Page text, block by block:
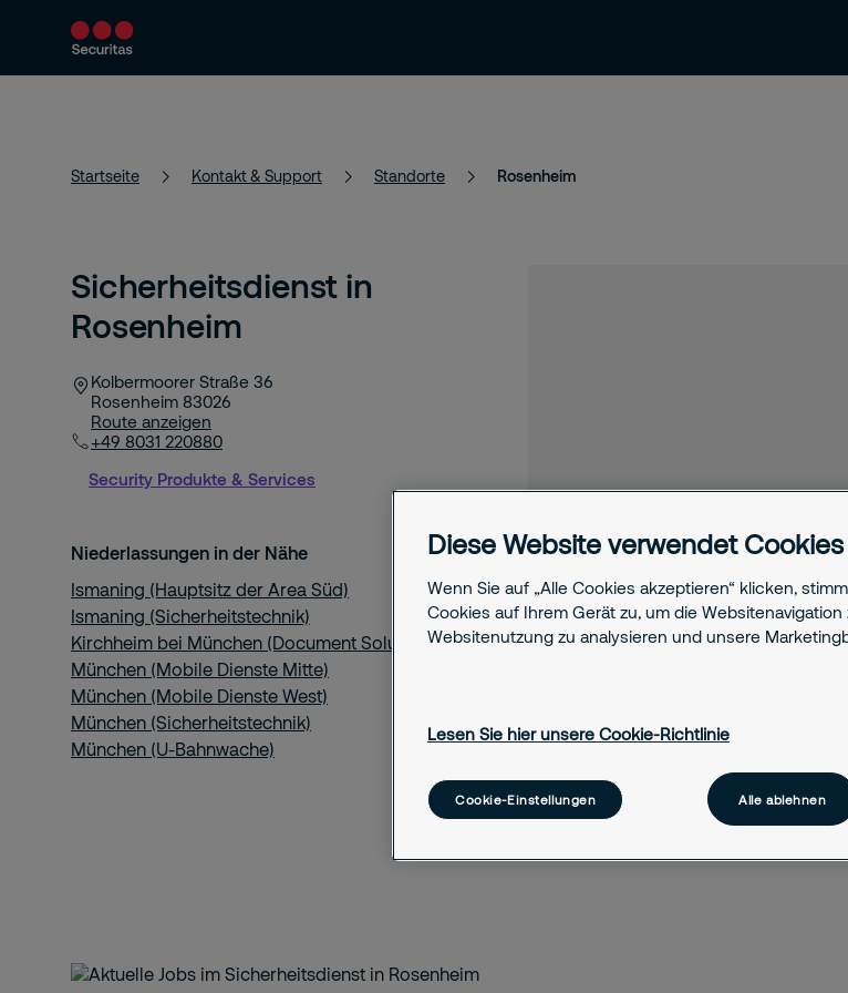
Produkte & Services Sicherheitslösungen News & Einblicke Kontakt
Startseite Kontakt & Support Standorte Rosenheim
Sicherheitsdienst in
Rosenheim
Kolbermoorer Straße 36
Rosenheim 83026
Route anzeigen
+49 8031 220880
Security Produkte & Services
Niederlassungen in der Nähe
Ismaning (Hauptsitz der Area Süd)
Ismaning (Sicherheitstechnik)
Kirchheim bei München (Document Solutions)
München (Mobile Dienste Mitte)
München (Mobile Dienste West)
München (Sicherheitstechnik)
München (U-Bahnwache)
Diese Website verwendet Cookies
Wenn Sie auf „Alle Cookies akzeptieren“ klicken,
Cookies auf Ihrem Gerät zu, um die Websitenavigation
Websitenutzung zu analysieren und unsere
Lesen Sie hier unsere Cookie-Richtlinie
Cookie-Einstellungen Alle ablehnen